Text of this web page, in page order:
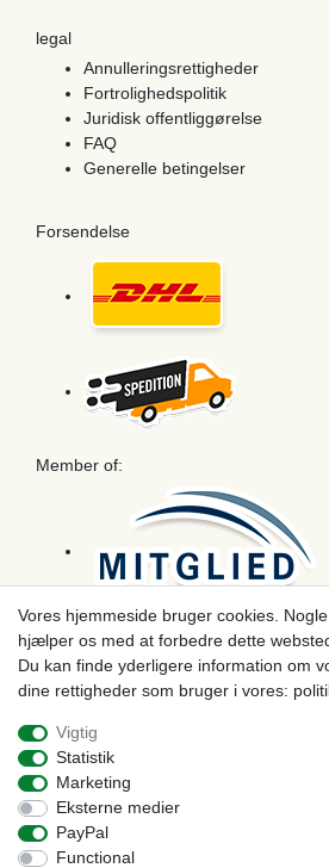
legal
Annulleringsrettigheder
Fortrolighedspolitik
Juridisk offentliggørelse
FAQ
Generelle betingelser
Forsendelse
Member of:
Betaling
Vores hjemmeside bruger cookies.
hjælper os med at forbedre dette
Du kan finde yderligere information om
dine rettigheder som bruger i vores:
Vigtig
Statistik
Marketing
Eksterne medier
PayPal
Functional